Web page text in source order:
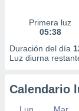
Primera luz
05:38
Duración del día
Luz diurna
Calendario